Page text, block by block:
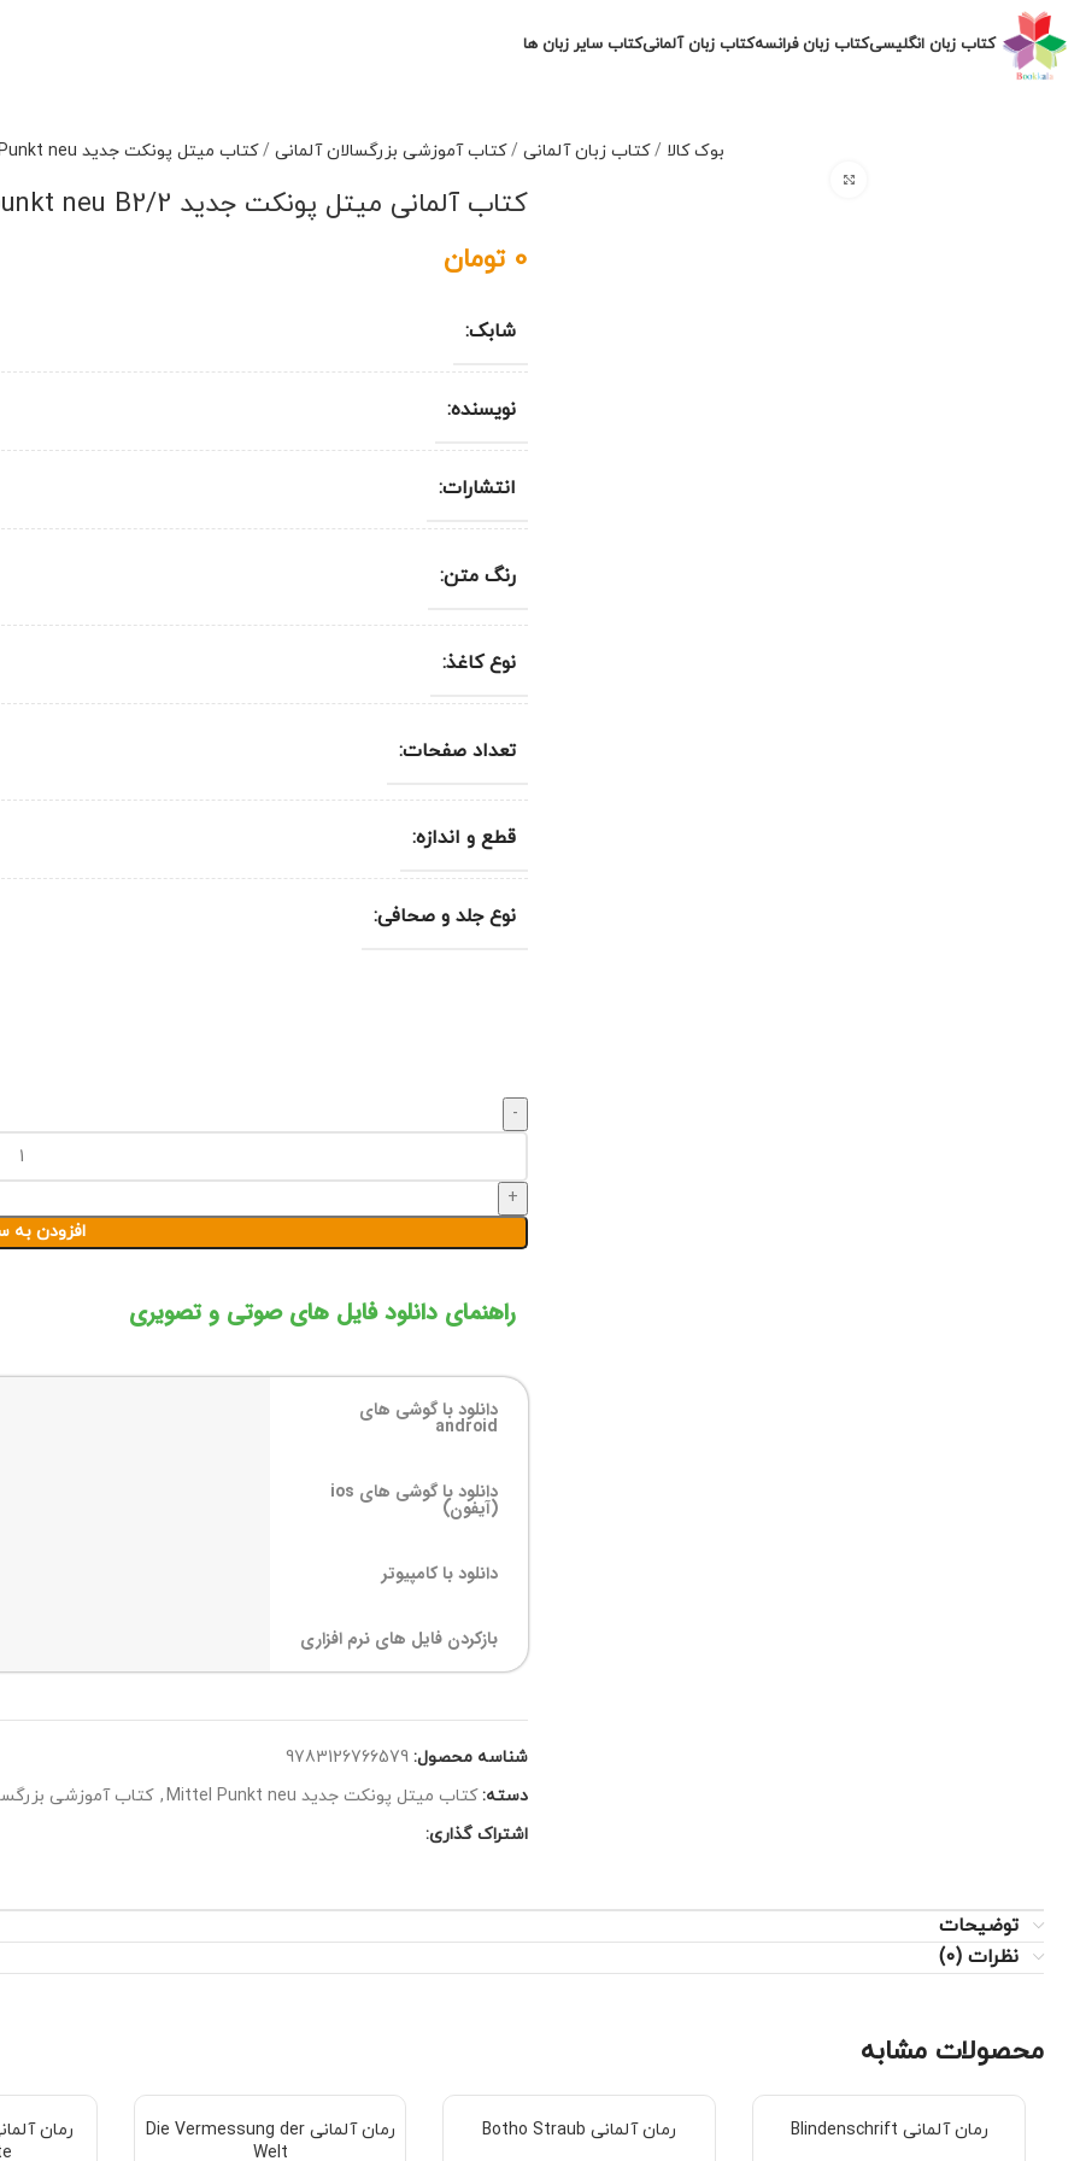
کتاب زبان انگلیسیکتاب زبان فرانسهکتاب زبان آلمانیکتاب سایر زبان ها
بوک کالا /کتاب زبان آلمانی /کتاب آموزشی بزرگسالان آلمانی /کتاب میتل پونکت جدید Mittel Punkt neu
کتاب آلمانی میتل پونکت جدید mittelpunkt neu B2/2
0 تومان
شابک:
نویسنده:
انتشارات:
رنگ متن:
نوع کاغذ:
تعداد صفحات:
قطع و اندازه:
نوع جلد و صحافی:
افزودن به
راهنمای دانلود فایل های صوتی و تصویری
دانلود با گوشی های
android
دانلود با گوشی های ios
(آیفون)
دانلود با کامپیوتر
بازکردن فایل های نرم افزاری
شناسه محصول: 9783126766579
دسته: کتاب میتل پونکت جدید Mittel Punkt neu , کتاب آموزشی
اشتراک گذاری:
توضیحات
نظرات (0)
محصولات مشابه
رمان آلمانی Blindenschrift رمان آلمانی Botho Straub
رمان آلمانی Die Vermessung der
Welt